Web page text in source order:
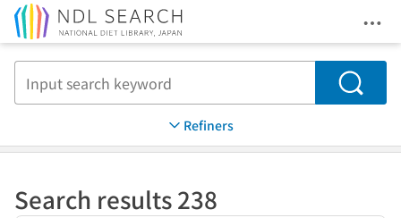
Search
Refiners
Search results 238